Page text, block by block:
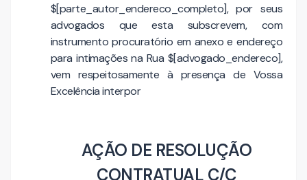
$[parte_autor_endereco_completo], por seus
advogados que esta subscrevem, com
instrumento procuratório em anexo e endereço
para intimações na Rua $[advogado_endereco],
vem respeitosamente à presença de Vossa
Excelência interpor
AÇÃO DE RESOLUÇÃO
CONTRATUAL C/C